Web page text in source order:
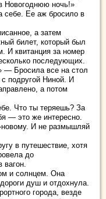
Новогоднюю ночь!»
себе. Ее аж бросило в
а затем
билет, который был
И квитанция за номер
последующих.
— Бросила все на стол
подругой Ниной. И
а потом
Что ты теряешь? За
— это же интересно.
И не размышляй
в путешествие, хотя
до
вагон.
и солнцем. Она
душ и отдохнула.
города, везде